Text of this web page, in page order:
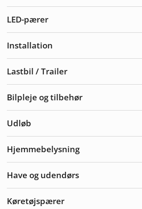
LED-pærer
Installation
Lastbil / Trailer
Bilpleje og tilbehør
Udløb
Hjemmebelysning
Have og udendørs
Køretøjspærer